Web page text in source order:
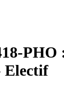
PHO
Electif